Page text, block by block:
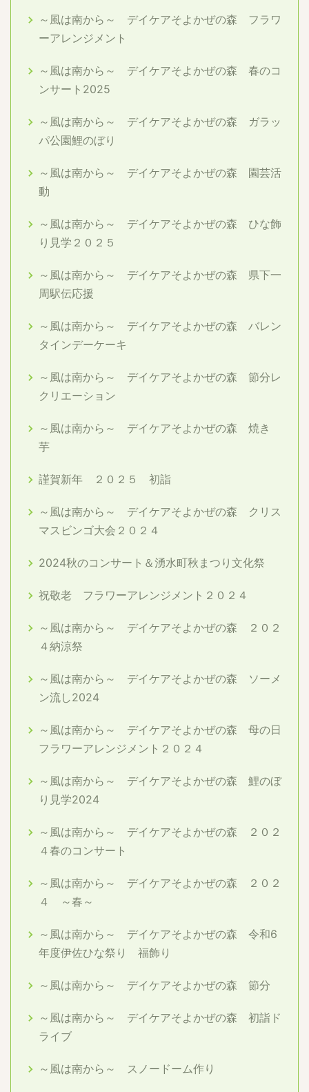
～風は南から～ デイケアそよかぜの森 フラワ
ーアレンジメント
～風は南から～ デイケアそよかぜの森 春のコ
ンサート2025
～風は南から～ デイケアそよかぜの森 ガラッ
パ公園鯉のぼり
～風は南から～ デイケアそよかぜの森 園芸活
動
～風は南から～ デイケアそよかぜの森 ひな飾
り見学２０２５
～風は南から～ デイケアそよかぜの森 県下一
周駅伝応援
～風は南から～ デイケアそよかぜの森 バレン
タインデーケーキ
～風は南から～ デイケアそよかぜの森 節分レ
クリエーション
～風は南から～ デイケアそよかぜの森 焼き
芋
謹賀新年 ２０２５ 初詣
～風は南から～ デイケアそよかぜの森 クリス
マスビンゴ大会２０２４
2024秋のコンサート＆湧水町秋まつり文化祭
祝敬老 フラワーアレンジメント２０２４
～風は南から～ デイケアそよかぜの森 ２０２
４納涼祭
～風は南から～ デイケアそよかぜの森 ソーメ
ン流し2024
～風は南から～ デイケアそよかぜの森 母の日
フラワーアレンジメント２０２４
～風は南から～ デイケアそよかぜの森 鯉のぼ
り見学2024
～風は南から～ デイケアそよかぜの森 ２０２
４春のコンサート
～風は南から～ デイケアそよかぜの森 ２０２
４ ～春～
～風は南から～ デイケアそよかぜの森 令和6
年度伊佐ひな祭り 福飾り
～風は南から～ デイケアそよかぜの森 節分
～風は南から～ デイケアそよかぜの森 初詣ド
ライブ
～風は南から～ スノードーム作り